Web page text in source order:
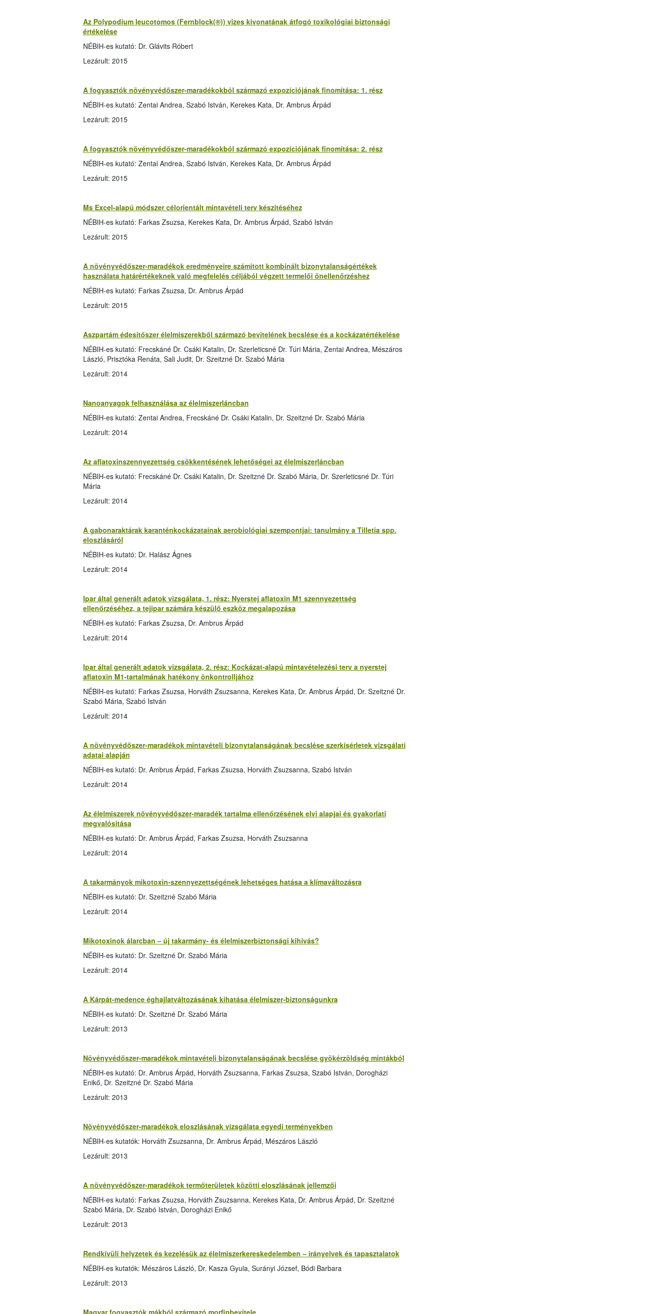
Az Polypodium leucotomos (Fernblock(®)) vizes kivonatának átfogó toxikológiai biztonsági
értékelése
NÉBIH-es kutató: Dr. Glávits Róbert
Lezárult: 2015
A fogyasztók növényvédőszer-maradékokból származó expozíciójának finomítása: 1. rész
NÉBIH-es kutató: Zentai Andrea, Szabó István, Kerekes Kata, Dr. Ambrus Árpád
Lezárult: 2015
A fogyasztók növényvédőszer-maradékokból származó expozíciójának finomítása: 2. rész
NÉBIH-es kutató: Zentai Andrea, Szabó István, Kerekes Kata, Dr. Ambrus Árpád
Lezárult: 2015
Ms Excel-alapú módszer célorientált mintavételi terv készítéséhez
NÉBIH-es kutató: Farkas Zsuzsa, Kerekes Kata, Dr. Ambrus Árpád, Szabó István
Lezárult: 2015
A növényvédőszer-maradékok eredményeire számított kombinált bizonytalanságértékek
használata határértékeknek való megfelelés céljából végzett termelői önellenőrzéshez
NÉBIH-es kutató: Farkas Zsuzsa, Dr. Ambrus Árpád
Lezárult: 2015
Aszpartám édesítőszer élelmiszerekből származó bevitelének becslése és a kockázatértékelése
NÉBIH-es kutató: Frecskáné Dr. Csáki Katalin, Dr. Szerleticsné Dr. Túri Mária, Zentai Andrea, Mészáros
László, Prisztóka Renáta, Sali Judit, Dr. Szeitzné Dr. Szabó Mária
Lezárult: 2014
Nanoanyagok felhasználása az élelmiszerláncban
NÉBIH-es kutató: Zentai Andrea, Frecskáné Dr. Csáki Katalin, Dr. Szeitzné Dr. Szabó Mária
Lezárult: 2014
Az aflatoxinszennyezettség csökkentésének lehetőségei az élelmiszerláncban
NÉBIH-es kutató: Frecskáné Dr. Csáki Katalin, Dr. Szeitzné Dr. Szabó Mária, Dr. Szerleticsné Dr. Túri
Mária
Lezárult: 2014
A gabonaraktárak karanténkockázatainak aerobiológiai szempontjai: tanulmány a Tilletia spp.
eloszlásáról
NÉBIH-es kutató: Dr. Halász Ágnes
Lezárult: 2014
Ipar által generált adatok vizsgálata, 1. rész: Nyerstej aflatoxin M1 szennyezettség
ellenőrzéséhez, a tejipar számára készülő eszköz megalapozása
NÉBIH-es kutató: Farkas Zsuzsa, Dr. Ambrus Árpád
Lezárult: 2014
Ipar által generált adatok vizsgálata, 2. rész: Kockázat-alapú mintavételezési terv a nyerstej
aflatoxin M1-tartalmának hatékony önkontrolljához
NÉBIH-es kutató: Farkas Zsuzsa, Horváth Zsuzsanna, Kerekes Kata, Dr. Ambrus Árpád, Dr. Szeitzné Dr.
Szabó Mária, Szabó István
Lezárult: 2014
A növényvédőszer-maradékok mintavételi bizonytalanságának becslése szerkísérletek vizsgálati
adatai alapján
NÉBIH-es kutató: Dr. Ambrus Árpád, Farkas Zsuzsa, Horváth Zsuzsanna, Szabó István
Lezárult: 2014
Az élelmiszerek növényvédőszer-maradék tartalma ellenőrzésének elvi alapjai és gyakorlati
megvalósítása
NÉBIH-es kutató: Dr. Ambrus Árpád, Farkas Zsuzsa, Horváth Zsuzsanna
Lezárult: 2014
A takarmányok mikotoxin-szennyezettségének lehetséges hatása a klímaváltozásra
NÉBIH-es kutató: Dr. Szeitzné Szabó Mária
Lezárult: 2014
Mikotoxinok álarcban – új takarmány- és élelmiszerbiztonsági kihívás?
NÉBIH-es kutató: Dr. Szeitzné Dr. Szabó Mária
Lezárult: 2014
A Kárpát-medence éghajlatváltozásának kihatása élelmiszer-biztonságunkra
NÉBIH-es kutató: Dr. Szeitzné Dr. Szabó Mária
Lezárult: 2013
Növényvédőszer-maradékok mintavételi bizonytalanságának becslése gyökérzöldség mintákból
NÉBIH-es kutató: Dr. Ambrus Árpád, Horváth Zsuzsanna, Farkas Zsuzsa, Szabó István, Dorogházi
Enikő, Dr. Szeitzné Dr. Szabó Mária
Lezárult: 2013
Növényvédőszer-maradékok eloszlásának vizsgálata egyedi terményekben
NÉBIH-es kutatók: Horváth Zsuzsanna, Dr. Ambrus Árpád, Mészáros László
Lezárult: 2013
A növényvédőszer-maradékok termőterületek közötti eloszlásának jellemzői
NÉBIH-es kutató: Farkas Zsuzsa, Horváth Zsuzsanna, Kerekes Kata, Dr. Ambrus Árpád, Dr. Szeitzné
Szabó Mária, Dr. Szabó István, Dorogházi Enikő
Lezárult: 2013
Rendkívüli helyzetek és kezelésük az élelmiszerkereskedelemben – irányelvek és tapasztalatok
NÉBIH-es kutatók: Mészáros László, Dr. Kasza Gyula, Surányi József, Bódi Barbara
Lezárult: 2013